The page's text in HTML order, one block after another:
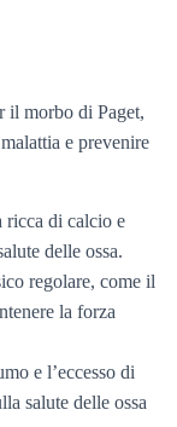
il morbo di Paget,
e prevenire
ricca di calcio e
delle ossa.
regolare, come il
la forza
e l’eccesso di
salute delle ossa